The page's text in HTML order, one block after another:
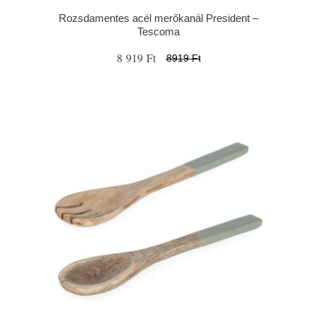
Rozsdamentes acél merőkanál President –
Tescoma
8 919 Ft 8919 Ft